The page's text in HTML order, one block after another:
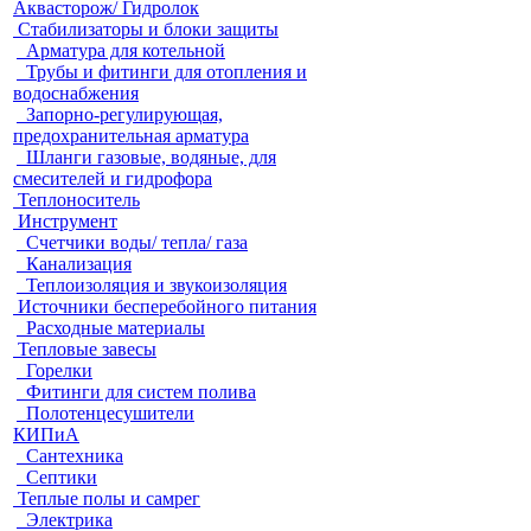
Аквасторож/ Гидролок
Стабилизаторы и блоки защиты
Арматура для котельной
Трубы и фитинги для отопления и
водоснабжения
Запорно-регулирующая,
предохранительная арматура
Шланги газовые, водяные, для
смесителей и гидрофора
Теплоноситель
Инструмент
Счетчики воды/ тепла/ газа
Канализация
Теплоизоляция и звукоизоляция
Источники бесперебойного питания
Расходные материалы
Тепловые завесы
Горелки
Фитинги для систем полива
Полотенцесушители
КИПиА
Сантехника
Септики
Теплые полы и самрег
Электрика